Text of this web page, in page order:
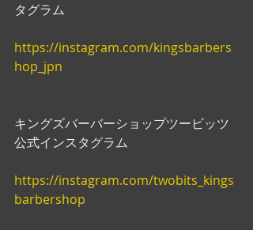
タグラム
https://instagram.com/kingsbarbers
hop_jpn
キングズバーバーショップツービッツ
公式インスタグラム
https://instagram.com/twobits_kings
barbershop